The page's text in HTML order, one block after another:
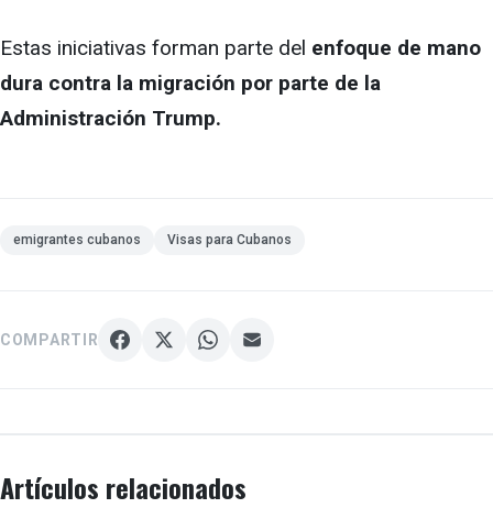
Estas iniciativas forman parte del enfoque de mano
dura contra la migración por parte de la
Administración Trump.
emigrantes cubanos Visas para Cubanos
COMPARTIR
Artículos relacionados